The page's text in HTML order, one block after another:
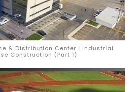
& Distribution Center | Industrial
Construction (Part 1)